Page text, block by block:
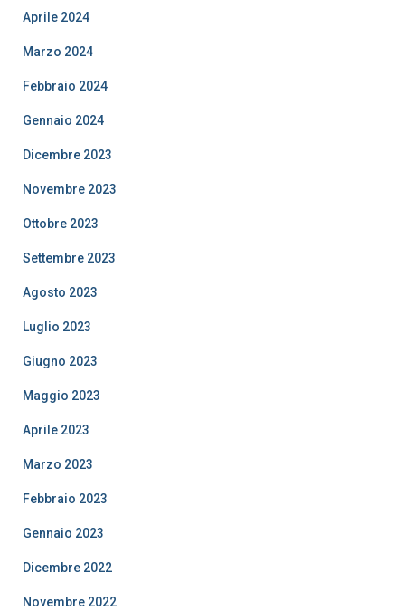
Aprile 2024
Marzo 2024
Febbraio 2024
Gennaio 2024
Dicembre 2023
Novembre 2023
Ottobre 2023
Settembre 2023
Agosto 2023
Luglio 2023
Giugno 2023
Maggio 2023
Aprile 2023
Marzo 2023
Febbraio 2023
Gennaio 2023
Dicembre 2022
Novembre 2022